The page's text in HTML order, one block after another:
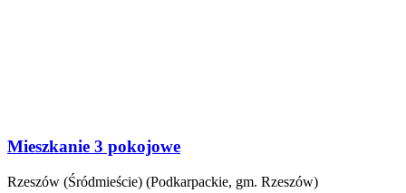
Mieszkanie 3 pokojowe
Rzeszów (Śródmieście) (Podkarpackie, gm. Rzeszów)